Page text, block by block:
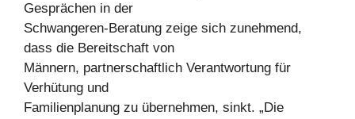
Gesprächen in der
Schwangeren-Beratung zeige sich zunehmend,
dass die Bereitschaft von
Männern, partnerschaftlich Verantwortung für
Verhütung und
Familienplanung zu übernehmen, sinkt. „Die